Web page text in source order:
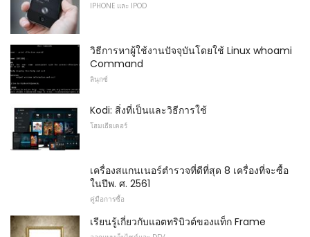
IPHONE และ IPOD
วิธีการหาผู้ใช้งานปัจจุบันโดยใช้ Linux whoami
Command
ลินุกซ์
Kodi: สิ่งที่เป็นและวิธีการใช้
โฮมเธียเตอร์
เครื่องสแกนเนอร์ตำรวจที่ดีที่สุด 8 เครื่องที่จะซื้อ
ในปีพ. ศ. 2561
คู่มือการซื้อ
เรียนรู้เกี่ยวกับแอตทริบิวต์ของแท็ก Frame